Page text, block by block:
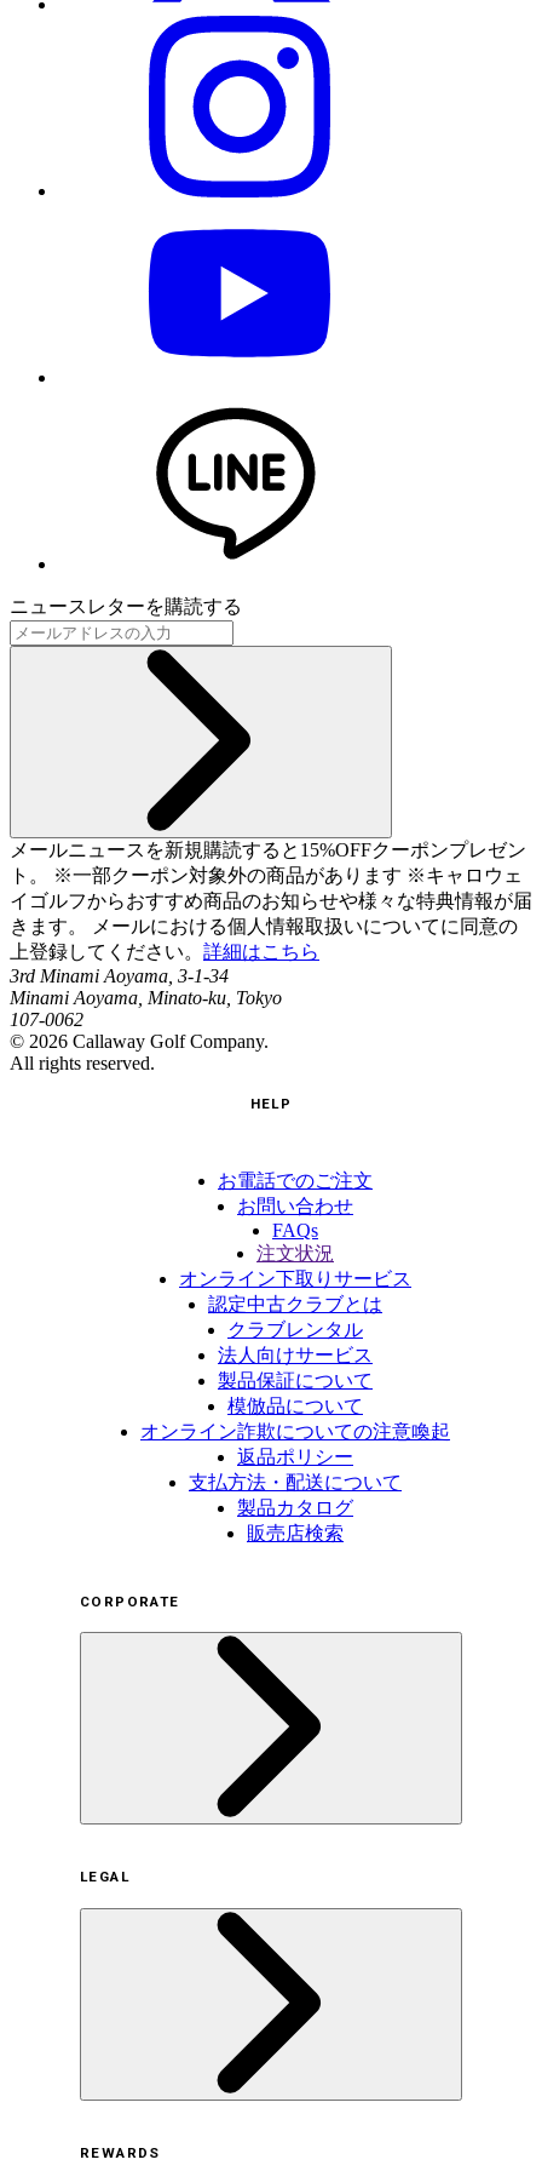
ニュースレターを購読する
メールニュースを新規購読すると15%OFFクーポンプレゼン
ト。 ※一部クーポン対象外の商品があります ※キャロウェ
イゴルフからおすすめ商品のお知らせや様々な特典情報が届
きます。 メールにおける個人情報取扱いについてに同意の
上登録してください。 詳細はこちら
3rd Minami Aoyama, 3-1-34
Minami Aoyama, Minato-ku, Tokyo
107-0062
© 2026 Callaway Golf Company.
All rights reserved.
HELP
お電話でのご注文
お問い合わせ
FAQs
注文状況
オンライン下取りサービス
認定中古クラブとは
クラブレンタル
法人向けサービス
製品保証について
模倣品について
オンライン詐欺についての注意喚起
返品ポリシー
支払方法・配送について
製品カタログ
販売店検索
CORPORATE
サステナビリティの取り組み（日本）
サステナビリティの取り組み（米国/英語）
ヒストリー
採用情報
LEGAL
REWARDS